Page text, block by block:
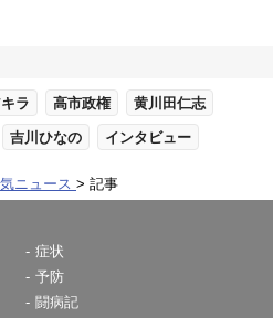
ラ 高市政権 黄川田仁志
吉川ひなの インタビュー
ニュース 記事
症状
予防
闘病記